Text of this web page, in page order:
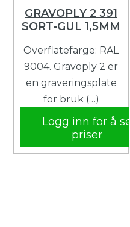
GRAVOPLY 2 391
SORT-GUL 1,5MM
Overflatefarge: RAL
9004. Gravoply 2 er
en graveringsplate
for bruk (…)
Logg inn for å se
priser